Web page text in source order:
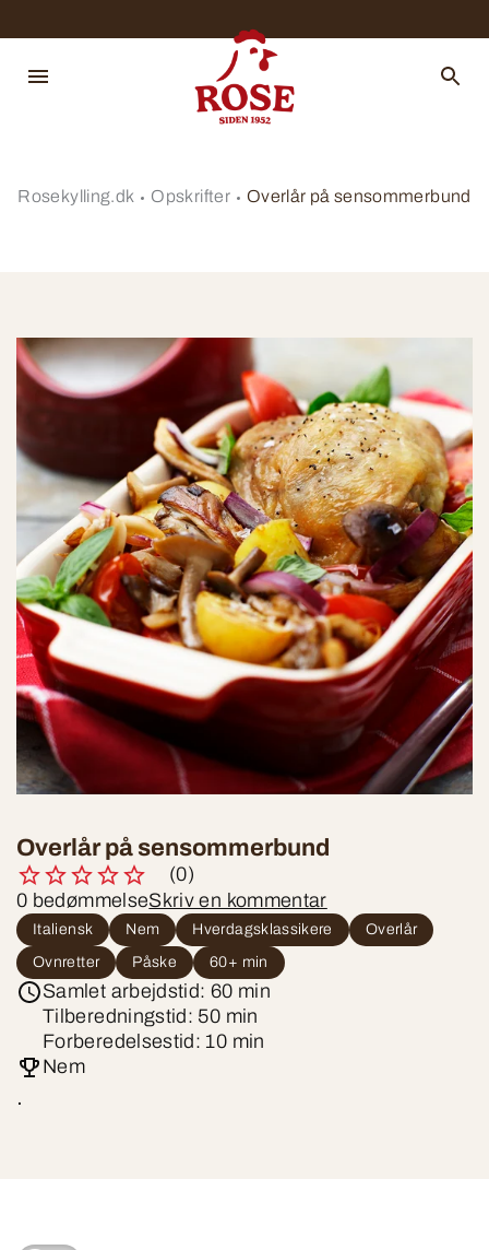
Rosekylling.dk Opskrifter Overlår på sensommerbund
Overlår på sensommerbund
(0)
0 bedømmelseSkriv en kommentar
Italiensk Nem Hverdagsklassikere
Overlår
Ovnretter
Påske 60+ min
Samlet arbejdstid: 60 min
Tilberedningstid: 50 min
Forberedelsestid: 10 min
Nem
.